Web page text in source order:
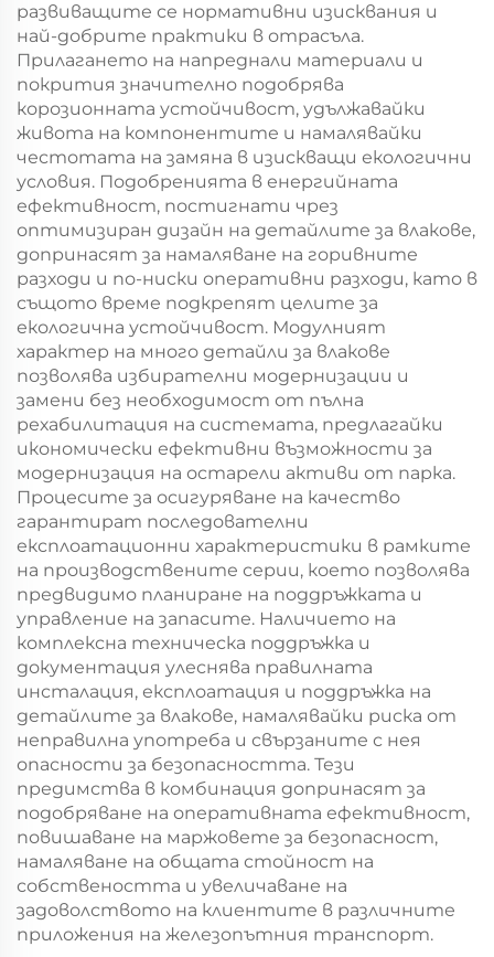
развиващите се нормативни изисквания и
най-добрите практики в отрасъла.
Прилагането на напреднали материали и
покрития значително подобрява
корозионната устойчивост, удължавайки
живота на компонентите и намалявайки
честотата на замяна в изискващи екологични
условия. Подобренията в енергийната
ефективност, постигнати чрез
оптимизиран дизайн на детайлите за влакове,
допринасят за намаляване на горивните
разходи и по-ниски оперативни разходи, като в
същото време подкрепят целите за
екологична устойчивост. Модулният
характер на много детайли за влакове
позволява избирателни модернизации и
замени без необходимост от пълна
рехабилитация на системата, предлагайки
икономически ефективни възможности за
модернизация на остарели активи от парка.
Процесите за осигуряване на качество
гарантират последователни
експлоатационни характеристики в рамките
на производствените серии, което позволява
предвидимо планиране на поддръжката и
управление на запасите. Наличието на
комплексна техническа поддръжка и
документация улеснява правилната
инсталация, експлоатация и поддръжка на
детайлите за влакове, намалявайки риска от
неправилна употреба и свързаните с нея
опасности за безопасността. Тези
предимства в комбинация допринасят за
подобряване на оперативната ефективност,
повишаване на маржовете за безопасност,
намаляване на общата стойност на
собствеността и увеличаване на
задоволството на клиентите в различните
приложения на железопътния транспорт.